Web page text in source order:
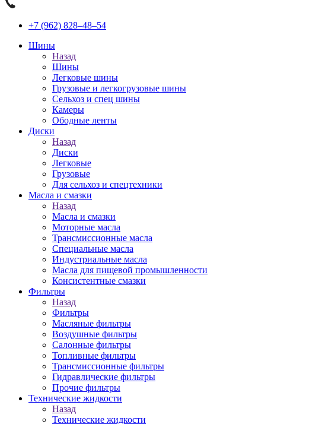
+7 (962) 828‒48‒54
Шины
Назад
Шины
Легковые шины
Грузовые и легкогрузовые шины
Сельхоз и спец шины
Камеры
Ободные ленты
Диски
Назад
Диски
Легковые
Грузовые
Для сельхоз и спецтехники
Масла и смазки
Назад
Масла и смазки
Моторные масла
Трансмиссионные масла
Специальные масла
Индустриальные масла
Масла для пищевой промышленности
Консистентные смазки
Фильтры
Назад
Фильтры
Масляные фильтры
Воздушные фильтры
Салонные фильтры
Топливные фильтры
Трансмиссионные фильтры
Гидравлические фильтры
Прочие фильтры
Технические жидкости
Назад
Технические жидкости